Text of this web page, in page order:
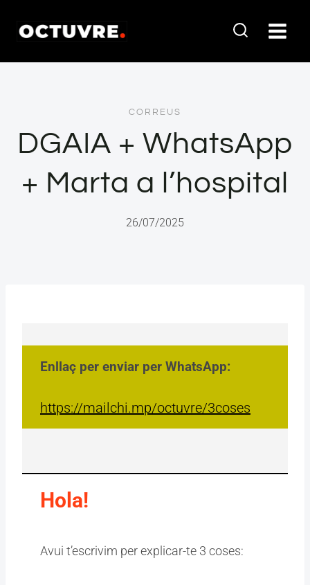
CORREUS
DGAIA + WhatsApp
+ Marta a l’hospital
26/07/2025
Enllaç per enviar per WhatsApp:
https://mailchi.mp/octuvre/3coses
Hola!
Avui t’escrivim per explicar-te 3 coses: